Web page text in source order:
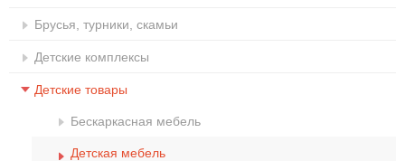
Брусья, турники, скамьи
Детские комплексы
Детские товары
Бескаркасная мебель
Детская мебель